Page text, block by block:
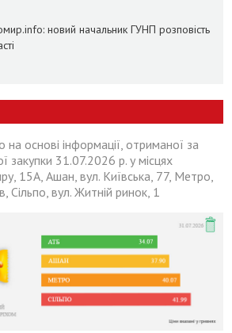
новий начальник ГУНП розповість
на основі інформації, отриманої за
закупки 31.07.2026 р. у місцях
15А, Ашан, вул. Київська, 77, Метро,
Сільпо, вул. Житній ринок, 1